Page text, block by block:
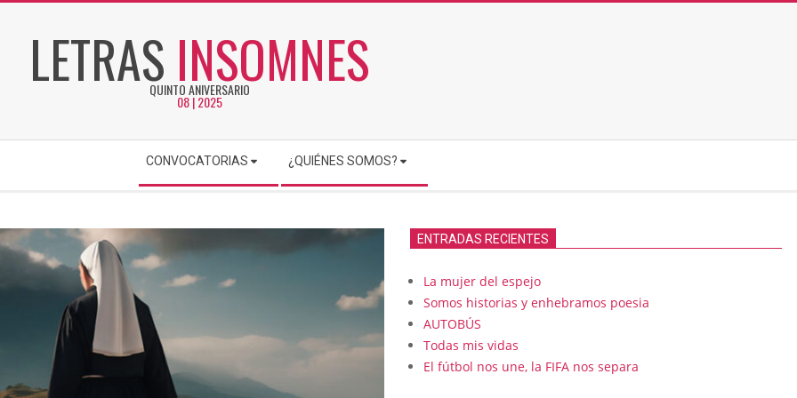
LETRAS INSOMNES
QUINTO ANIVERSARIO
08 | 2025
CONVOCATORIAS ¿QUIÉNES SOMOS?
ENTRADAS RECIENTES
La mujer del espejo
Somos historias y enhebramos poesia
AUTOBÚS
Todas mis vidas
El fútbol nos une, la FIFA nos separa